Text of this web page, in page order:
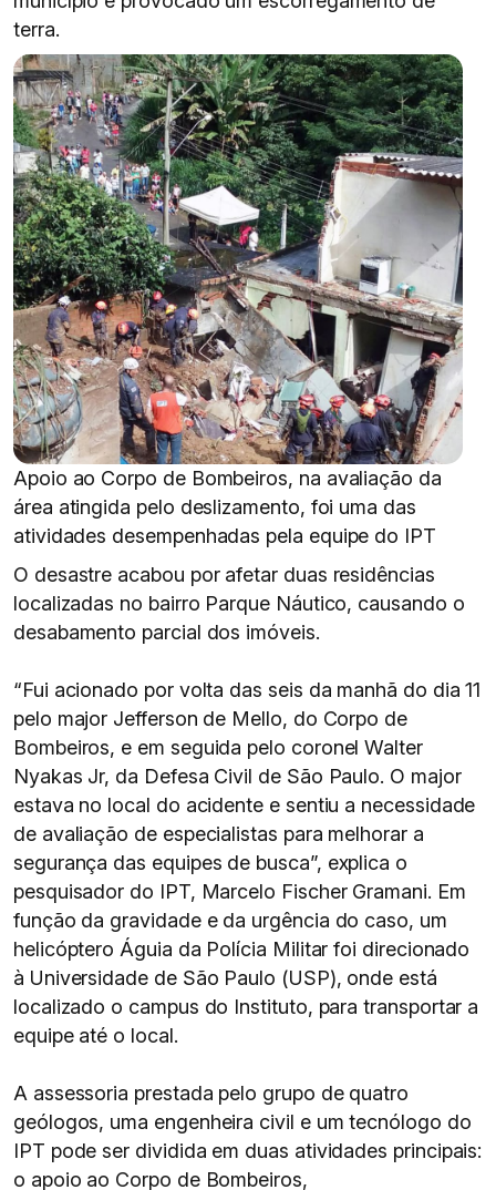
terra.
Apoio ao Corpo de Bombeiros, na avaliação da
área atingida pelo deslizamento, foi uma das
atividades desempenhadas pela equipe do IPT
O desastre acabou por afetar duas residências
localizadas no bairro Parque Náutico, causando o
desabamento parcial dos imóveis.
“Fui acionado por volta das seis da manhã do dia 11
pelo major Jefferson de Mello, do Corpo de
Bombeiros, e em seguida pelo coronel Walter
Nyakas Jr, da Defesa Civil de São Paulo. O major
estava no local do acidente e sentiu a necessidade
de avaliação de especialistas para melhorar a
segurança das equipes de busca”, explica o
pesquisador do IPT, Marcelo Fischer Gramani. Em
função da gravidade e da urgência do caso, um
helicóptero Águia da Polícia Militar foi direcionado
à Universidade de São Paulo (USP), onde está
localizado o campus do Instituto, para transportar a
equipe até o local.
A assessoria prestada pelo grupo de quatro
geólogos, uma engenheira civil e um tecnólogo do
IPT pode ser dividida em duas atividades principais:
o apoio ao Corpo de Bombeiros,